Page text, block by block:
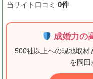
当サイト口コミ 0件
成婚力の
500社以上への現地取材
を岡田